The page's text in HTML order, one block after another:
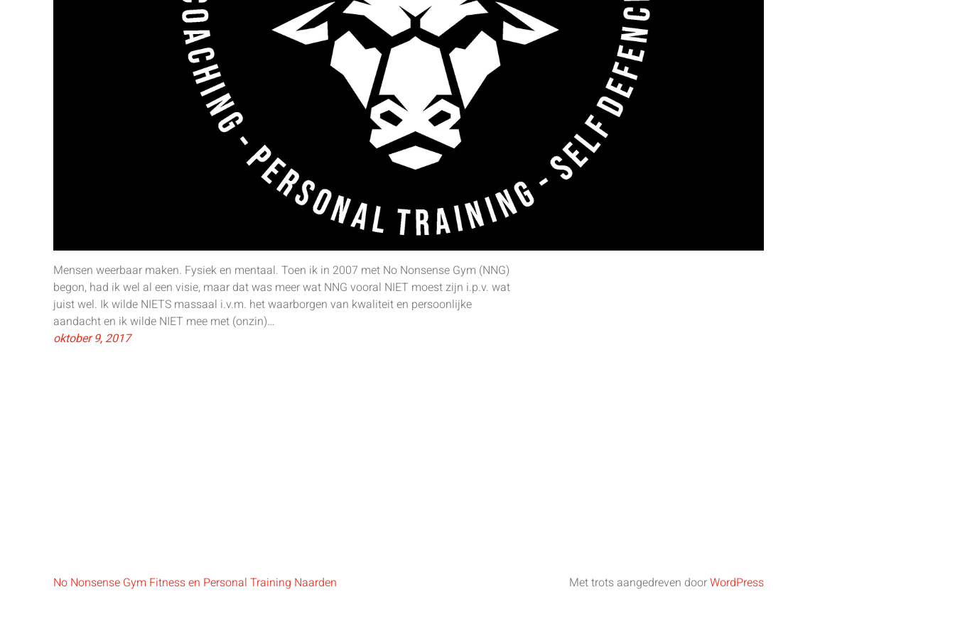
Mensen weerbaar maken. Fysiek en mentaal. Toen ik in 2007 met No Nonsense Gym (NNG)
begon, had ik wel al een visie, maar dat was meer wat NNG vooral NIET moest zijn i.p.v. wat
juist wel. Ik wilde NIETS massaal i.v.m. het waarborgen van kwaliteit en persoonlijke
aandacht en ik wilde NIET mee met (onzin)…
oktober 9, 2017
No Nonsense Gym Fitness en Personal Training Naarden Met trots aangedreven doorWordPress